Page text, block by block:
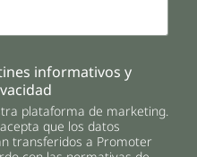
informativos y
plataforma de marketing.
que los datos
transferidos a Promoter